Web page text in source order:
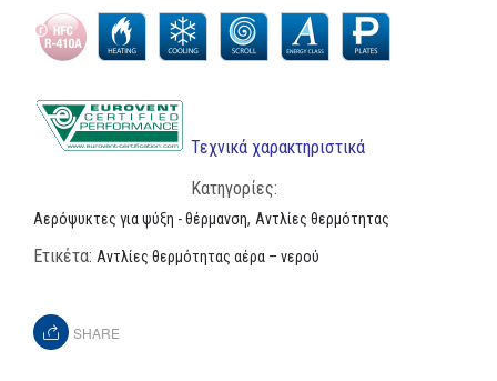
Τεχνικά χαρακτηριστικά
Κατηγορίες:
Αερόψυκτες για ψύξη - θέρμανση, Αντλίες θερμότητας
Ετικέτα: Αντλίες θερμότητας αέρα – νερού
SHARE